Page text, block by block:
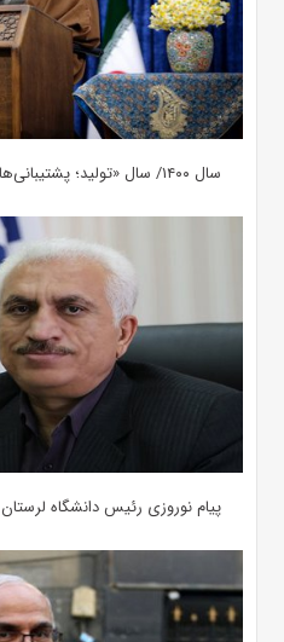
سال ۱۴۰۰/ سال «تولید؛ پشتیبانی‌ها، مانع‌زدایی‌ها»
پیام نوروزی رئیس دانشگاه لرستان